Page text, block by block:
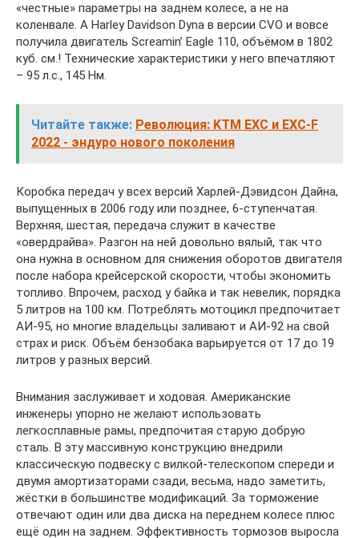
«честные» параметры на заднем колесе, а не на
коленвале. А Harley Davidson Dyna в версии CVO и вовсе
получила двигатель Screamin’ Eagle 110, объёмом в 1802
куб. см.! Технические характеристики у него впечатляют
– 95 л.с., 145 Нм.
Читайте также: Революция: KTM EXC и EXC-F
2022 - эндуро нового поколения
Коробка передач у всех версий Харлей-Дэвидсон Дайна,
выпущенных в 2006 году или позднее, 6-ступенчатая.
Верхняя, шестая, передача служит в качестве
«овердрайва». Разгон на ней довольно вялый, так что
она нужна в основном для снижения оборотов двигателя
после набора крейсерской скорости, чтобы экономить
топливо. Впрочем, расход у байка и так невелик, порядка
5 литров на 100 км. Потреблять мотоцикл предпочитает
АИ-95, но многие владельцы заливают и АИ-92 на свой
страх и риск. Объём бензобака варьируется от 17 до 19
литров у разных версий.
Внимания заслуживает и ходовая. Американские
инженеры упорно не желают использовать
легкосплавные рамы, предпочитая старую добрую
сталь. В эту массивную конструкцию внедрили
классическую подвеску с вилкой-телескопом спереди и
двумя амортизаторами сзади, весьма, надо заметить,
жёстки в большинстве модификаций. За торможение
отвечают один или два диска на переднем колесе плюс
ещё один на заднем. Эффективность тормозов выросла